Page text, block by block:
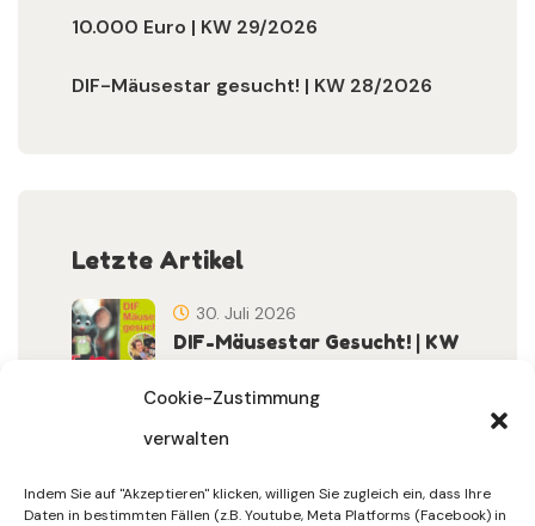
Cookie-Zustimmung
verwalten
Indem Sie auf "Akzeptieren" klicken, willigen Sie zugleich ein, dass Ihre
Daten in bestimmten Fällen (z.B. Youtube, Meta Platforms (Facebook) in
10.000 Euro | KW 29/2026
DIF-Mäusestar gesucht! | KW 28/2026
Letzte Artikel
DIF-Mäusestar Gesucht! | KW
30. Juli 2026
Sommerferien | KW 31/…
30. Juli 2026